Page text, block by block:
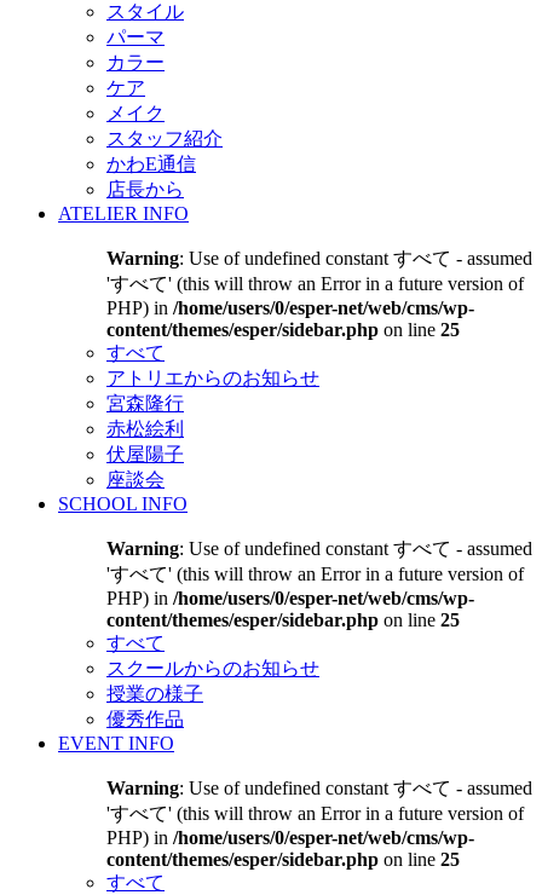
スタイル
パーマ
カラー
ケア
メイク
スタッフ紹介
かわE通信
店長から
ATELIER INFO
Warning: Use of undefined constant すべて - assumed
'すべて' (this will throw an Error in a future version of
PHP) in /home/users/0/esper-net/web/cms/wp-
content/themes/esper/sidebar.php on line 25
すべて
アトリエからのお知らせ
宮森隆行
赤松絵利
伏屋陽子
座談会
SCHOOL INFO
Warning: Use of undefined constant すべて - assumed
'すべて' (this will throw an Error in a future version of
PHP) in /home/users/0/esper-net/web/cms/wp-
content/themes/esper/sidebar.php on line 25
すべて
スクールからのお知らせ
授業の様子
優秀作品
EVENT INFO
Warning: Use of undefined constant すべて - assumed
'すべて' (this will throw an Error in a future version of
PHP) in /home/users/0/esper-net/web/cms/wp-
content/themes/esper/sidebar.php on line 25
すべて